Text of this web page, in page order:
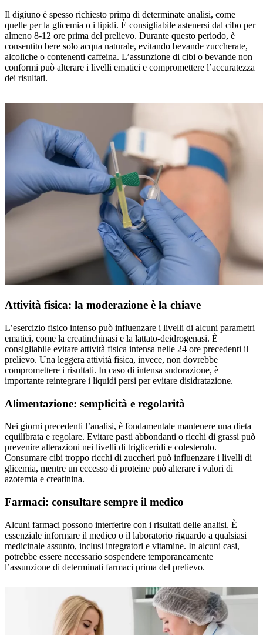
Il digiuno è spesso richiesto prima di determinate analisi, come
quelle per la glicemia o i lipidi. È consigliabile astenersi dal cibo per
almeno 8-12 ore prima del prelievo. Durante questo periodo, è
consentito bere solo acqua naturale, evitando bevande zuccherate,
alcoliche o contenenti caffeina. L’assunzione di cibi o bevande non
conformi può alterare i livelli ematici e compromettere l’accuratezza
dei risultati.
Attività fisica: la moderazione è la chiave
L’esercizio fisico intenso può influenzare i livelli di alcuni parametri
ematici, come la creatinchinasi e la lattato-deidrogenasi. È
consigliabile evitare attività fisica intensa nelle 24 ore precedenti il
prelievo. Una leggera attività fisica, invece, non dovrebbe
compromettere i risultati. In caso di intensa sudorazione, è
importante reintegrare i liquidi persi per evitare disidratazione.
Alimentazione: semplicità e regolarità
Nei giorni precedenti l’analisi, è fondamentale mantenere una dieta
equilibrata e regolare. Evitare pasti abbondanti o ricchi di grassi può
prevenire alterazioni nei livelli di trigliceridi e colesterolo.
Consumare cibi troppo ricchi di zuccheri può influenzare i livelli di
glicemia, mentre un eccesso di proteine può alterare i valori di
azotemia e creatinina.
Farmaci: consultare sempre il medico
Alcuni farmaci possono interferire con i risultati delle analisi. È
essenziale informare il medico o il laboratorio riguardo a qualsiasi
medicinale assunto, inclusi integratori e vitamine. In alcuni casi,
potrebbe essere necessario sospendere temporaneamente
l’assunzione di determinati farmaci prima del prelievo.